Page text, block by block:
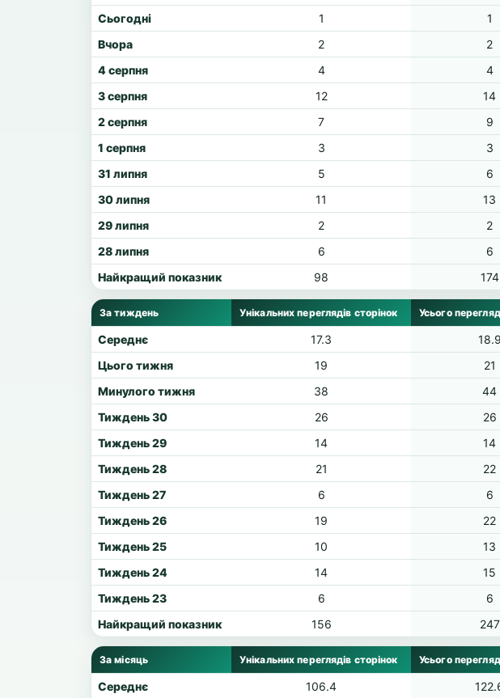
Сьогодні
1 1
Вчора
2 2
4 серпня
4 4
3 серпня
12 14
2 серпня
7 9
1 серпня
3 3
31 липня
5 6
30 липня
11 13
29 липня
2 2
28 липня
6 6
Найкращий показник
98 174
За тиждень Унікальних переглядів сторінок Усього
Середнє 17.3 18.9
Цього тижня
19 21
Минулого тижня
38 44
Тиждень 30
26 26
Тиждень 29
14 14
Тиждень 28
21 22
Тиждень 27
6 6
Тиждень 26
19 22
Тиждень 25
10 13
Тиждень 24
14 15
Тиждень 23
6 6
Найкращий показник
156 247
За місяць Унікальних переглядів сторінок Усього
Середнє 106.4